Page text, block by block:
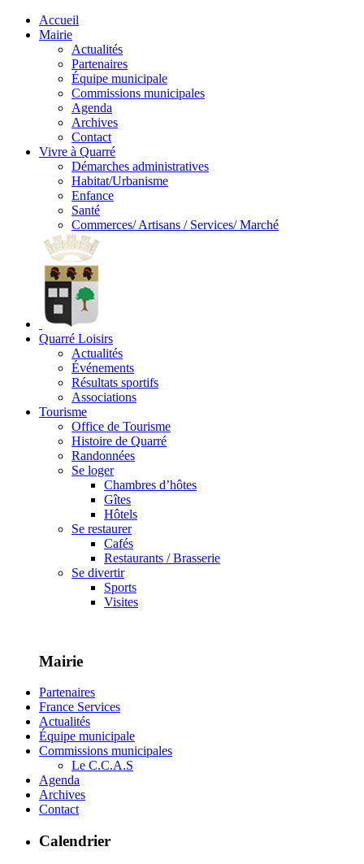
Accueil
Mairie
Actualités
Partenaires
Équipe municipale
Commissions municipales
Agenda
Archives
Contact
Vivre à Quarré
Démarches administratives
Habitat/Urbanisme
Enfance
Santé
Commerces/ Artisans / Services/ Marché
Quarré Loisirs
Actualités
Événements
Résultats sportifs
Associations
Tourisme
Office de Tourisme
Histoire de Quarré
Randonnées
Se loger
Chambres d’hôtes
Gîtes
Hôtels
Se restaurer
Cafés
Restaurants / Brasserie
Se divertir
Sports
Visites
Mairie
Partenaires
France Services
Actualités
Équipe municipale
Commissions municipales
Le C.C.A.S
Agenda
Archives
Contact
Calendrier